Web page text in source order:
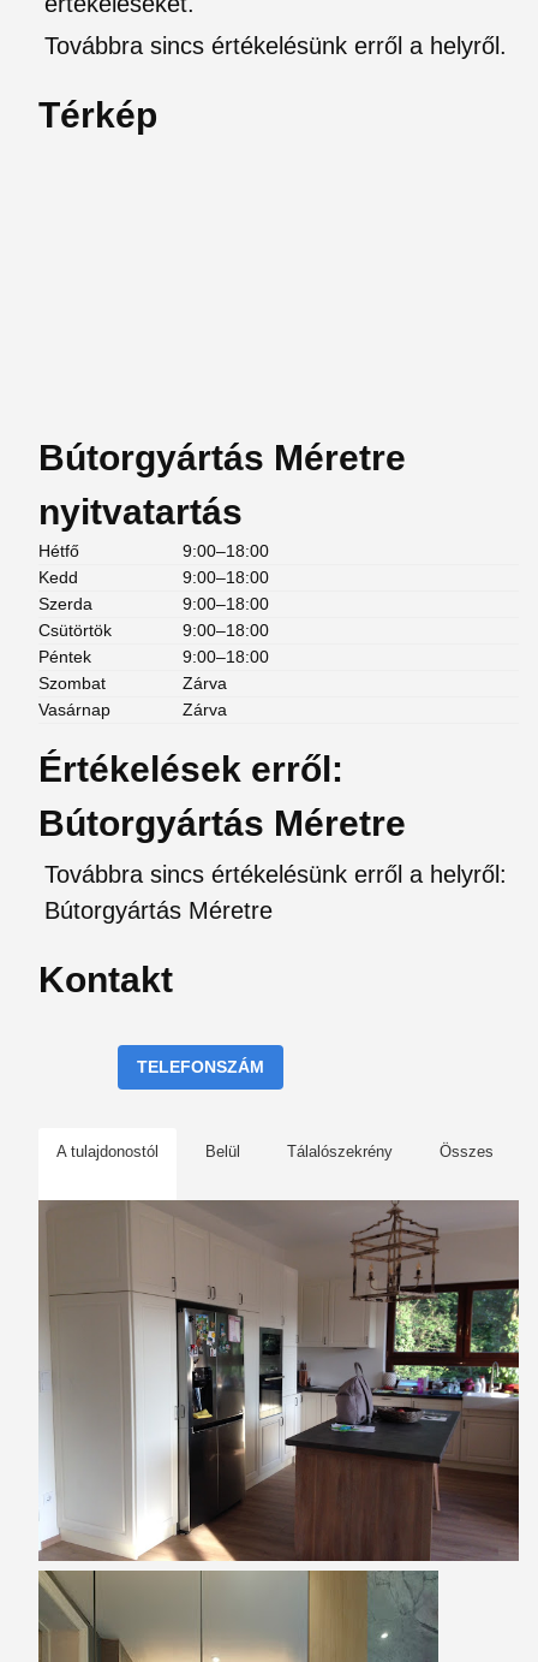
Továbbra sincs értékelésünk erről a helyről.
Térkép
Bútorgyártás Méretre
nyitvatartás
Hétfő
9:00–18:00
Kedd
9:00–18:00
Szerda
9:00–18:00
Csütörtök
9:00–18:00
Péntek
9:00–18:00
Szombat
Zárva
Vasárnap
Zárva
Értékelések erről:
Bútorgyártás Méretre
Továbbra sincs értékelésünk erről a helyről:
Bútorgyártás Méretre
Kontakt
TELEFONSZÁM
A tulajdonostól Belül Tálalószekrény Összes